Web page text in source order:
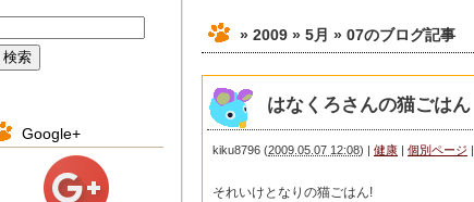
» 2009 » 5月 » 07のブログ記事
はなくろさんの猫ごはん
kiku8796 (2009.05.07 12:08) | 健康 | 個別ページ |
それいけとなりの猫ごはん!
Google+